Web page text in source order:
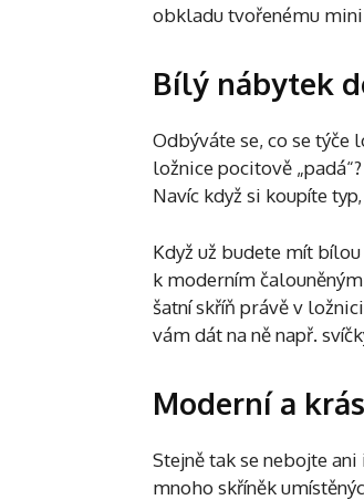
obkladu tvořenému mini
Bílý nábytek
Odbýváte se, co se týče
ložnice pocitově
Navíc když si koupíte
Když už budete mít
k moderním
šatní skříň právě v
vám dát na ně např.
Moderní a
Stejně tak se nebojte
mnoho skříněk